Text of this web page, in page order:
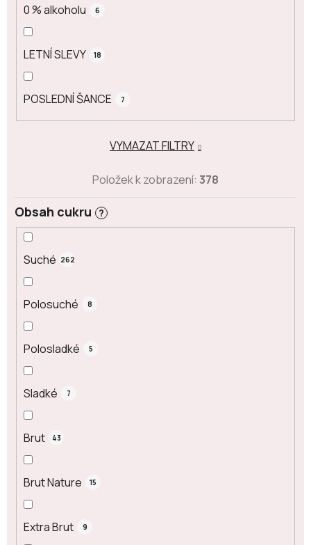
0 % alkoholu 6
LETNÍ SLEVY 18
POSLEDNÍ ŠANCE 7
Obsah cukru ?
Suché 262
Polosuché 8
Polosladké 5
Sladké 7
Brut 43
Brut Nature 15
Extra Brut 9
VYMAZAT FILTRY
Položek k zobrazení: 378